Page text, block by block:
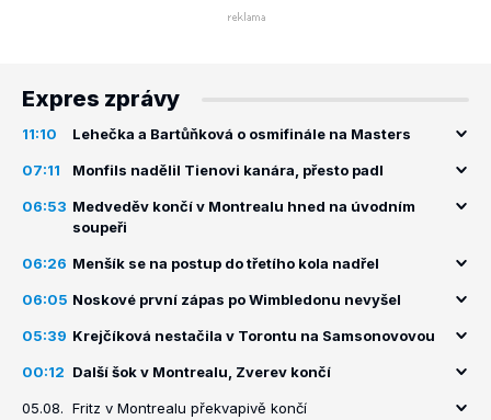
Expres zprávy
11:10 Lehečka a Bartůňková o osmifinále na Masters
07:11 Monfils nadělil Tienovi kanára, přesto padl
06:53 Medveděv končí v Montrealu hned na úvodním
soupeři
06:26 Menšík se na postup do třetího kola nadřel
06:05 Noskové první zápas po Wimbledonu nevyšel
05:39 Krejčíková nestačila v Torontu na Samsonovovou
00:12 Další šok v Montrealu, Zverev končí
05.08. Fritz v Montrealu překvapivě končí